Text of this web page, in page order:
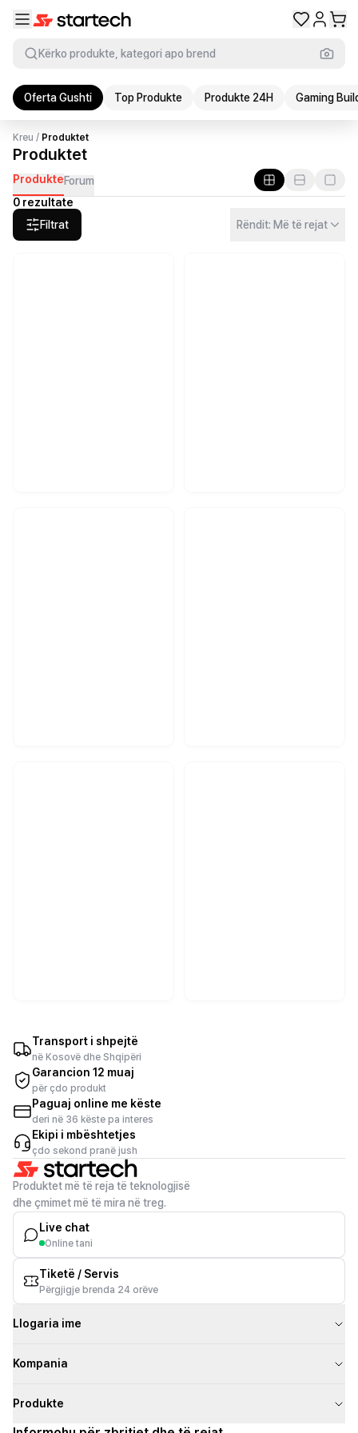
Kërko produkte, kategori apo brend
Oferta Gushti Top Produkte Produkte 24H Gaming
Kreu / Produktet
Produktet
ProdukteForum
0 rezultate
Filtrat
Rëndit: Më të rejat
Transport i shpejtë
në Kosovë dhe Shqipëri
Garancion 12 muaj
për çdo produkt
Paguaj online me këste
deri në 36 këste pa interes
Ekipi i mbështetjes
çdo sekond pranë jush
Produktet më të reja të teknologjisë
dhe çmimet më të mira në treg.
Live chat
Online tani
Tiketë / Servis
Përgjigje brenda 24 orëve
Llogaria ime
Kompania
Produkte